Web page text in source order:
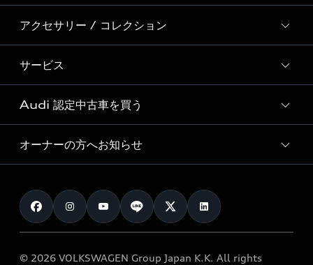
Audi Sport
Formula 1®
デジタルサービス
新車在庫検索
試乗車・展示車検索
見積り依頼
試乗予約
モデル一覧
特別仕様モデル / 限定モデル
e-tronラインアップ
価格シミュレーション
車両比較
カタログ一覧
アクセサリー / コレクション
純正アクセサリー
オンラインショップ
Audi collection
アウディナビアプリ
サービス
サービス入庫予約
サービスプログラム
メンテナンス
車検 / 定期点検
e-tronアフターサポート
Audi 認定中古車を買う
Audi認定中古車
クオリティ
保証
メンテナンス
オーナーの方へお知らせ
お知らせ
オーナー様向けキャンペーン
© 2026 VOLKSWAGEN Group Japan K.K. All rights